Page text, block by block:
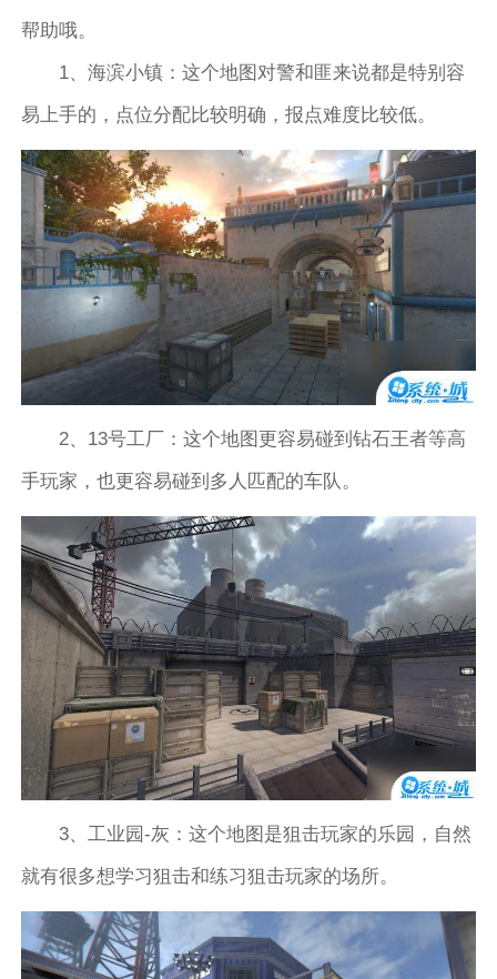
帮助哦。
1、海滨小镇：这个地图对警和匪来说都是特别容
易上手的，点位分配比较明确，报点难度比较低。
2、13号工厂：这个地图更容易碰到钻石王者等高
手玩家，也更容易碰到多人匹配的车队。
3、工业园-灰：这个地图是狙击玩家的乐园，自然
就有很多想学习狙击和练习狙击玩家的场所。